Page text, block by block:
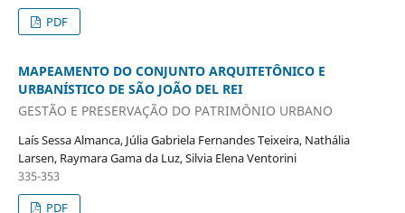
PDF
MAPEAMENTO DO CONJUNTO ARQUITETÔNICO E
URBANÍSTICO DE SÃO JOÃO DEL REI
GESTÃO E PRESERVAÇÃO DO PATRIMÔNIO URBANO
Laís Sessa Almanca, Júlia Gabriela Fernandes Teixeira, Nathália
Larsen, Raymara Gama da Luz, Silvia Elena Ventorini
335-353
PDF